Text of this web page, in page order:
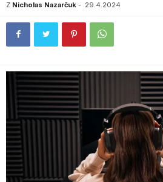
Z Nicholas Nazarčuk - 29.4.2024